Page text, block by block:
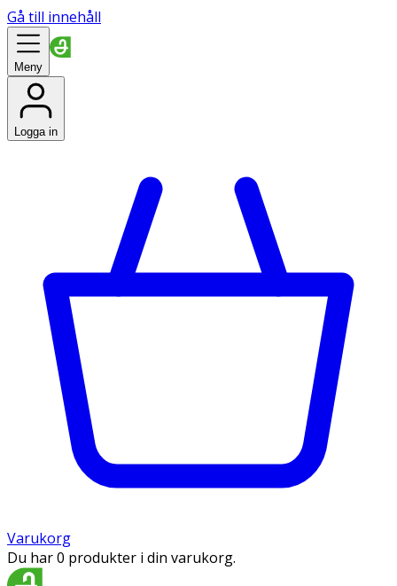
Gå till innehåll
Meny
Logga in
Varukorg
Du har 0 produkter i din varukorg.